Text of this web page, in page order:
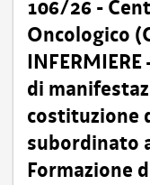
106/26 -
Oncologico
di
costituzione
subordinato
Formazione